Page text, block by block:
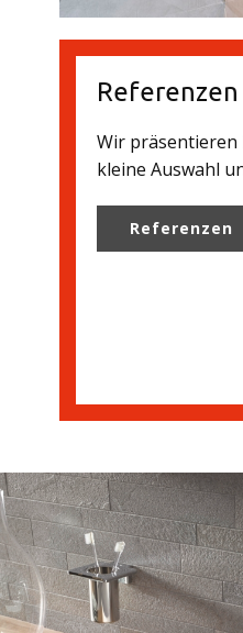
Referenzen
Wir präsentieren
kleine Auswahl
Referenzen